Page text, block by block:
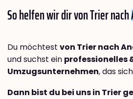
So helfen wir dir von Trier nach
Du möchtest von Trier nach
und suchst ein professionelles
Umzugsunternehmen, das
Dann bist du bei uns in Trier